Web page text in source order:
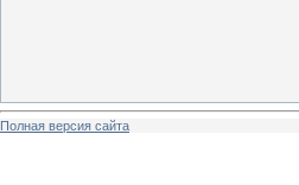
Полная версия сайта